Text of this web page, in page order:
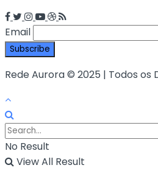
Email
Rede Aurora © 2025 | Todos os
No Result
View All Result